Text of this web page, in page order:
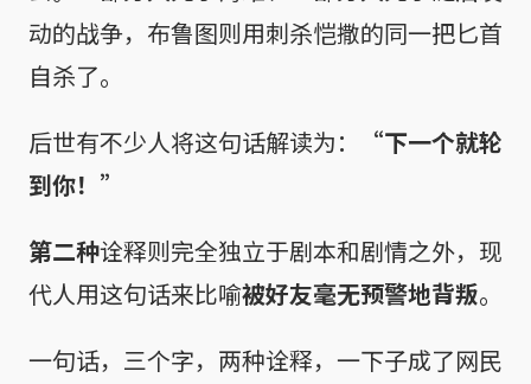
动的战争，布鲁图则用刺杀恺撒的同一把匕首
自杀了。
后世有不少人将这句话解读为：
“下一个就轮
到你！”
第二种诠释则完全独立于剧本和剧情之外，现
代人用这句话来比喻被好友毫无预警地背叛。
一句话，三个字，两种诠释，一下子成了网民